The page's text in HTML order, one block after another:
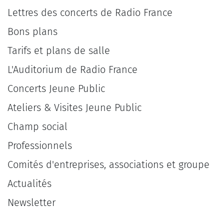
Lettres des concerts de Radio France
Bons plans
Tarifs et plans de salle
L'Auditorium de Radio France
Concerts Jeune Public
Ateliers & Visites Jeune Public
Champ social
Professionnels
Comités d'entreprises, associations et groupe
Actualités
Newsletter